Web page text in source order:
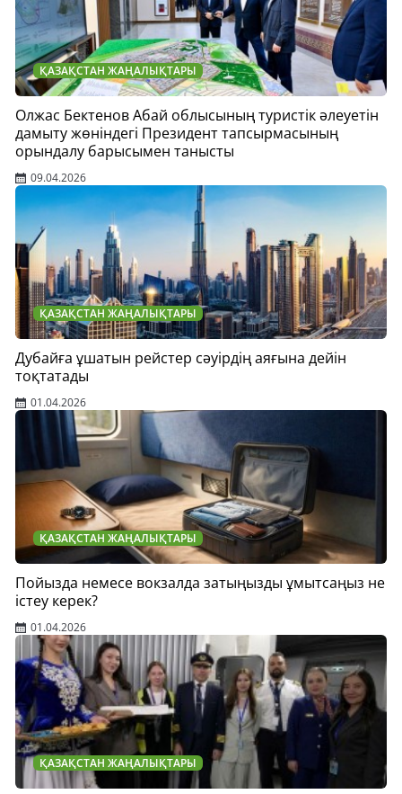
ҚАЗАҚСТАН ЖАҢАЛЫҚТАРЫ
Олжас Бектенов Абай облысының туристік әлеуетін
дамыту жөніндегі Президент тапсырмасының
орындалу барысымен танысты
09.04.2026
ҚАЗАҚСТАН ЖАҢАЛЫҚТАРЫ
Дубайға ұшатын рейстер сәуірдің аяғына дейін
тоқтатады
01.04.2026
ҚАЗАҚСТАН ЖАҢАЛЫҚТАРЫ
Пойызда немесе вокзалда затыңызды ұмытсаңыз не
істеу керек?
01.04.2026
ҚАЗАҚСТАН ЖАҢАЛЫҚТАРЫ